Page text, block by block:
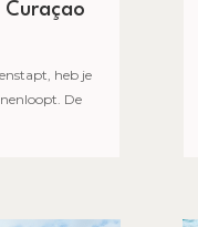
Curaçao
heb je
De